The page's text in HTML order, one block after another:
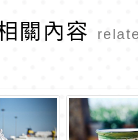
關內容